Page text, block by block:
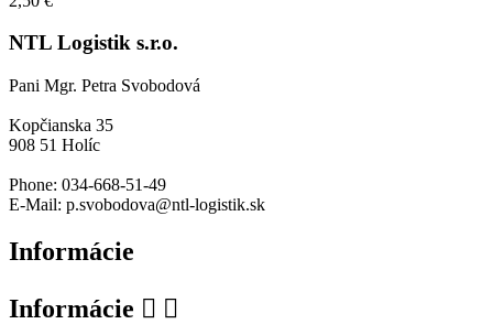
NTL Logistik s.r.o.
Pani Mgr. Petra Svobodová
Kopčianska 35
908 51 Holíc
Phone: 034-668-51-49
E-Mail: p.svobodova@ntl-logistik.sk
Informácie
Informácie  